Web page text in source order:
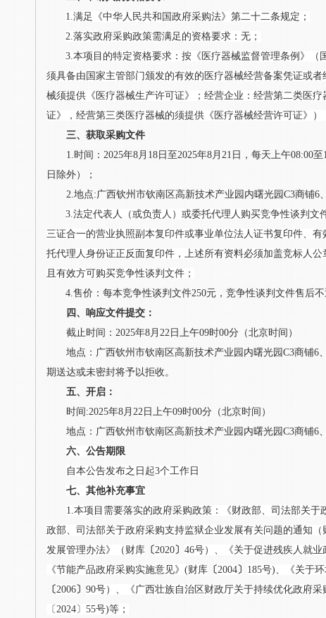
1.满足《中华人民共和国政府采购法》第二十二条规定；
2.落实政府采购政策需满足的资格要求：无；
3.本项目的特定资格要求：按《医疗器械监督管理条例》（
须具备由国家主管部门颁发的有效的医疗器械经营备案凭证或
械须提供《医疗器械生产许可证》；经营企业：经营第二类医
证》，经营第三类医疗器械的须提供《医疗器械经营许可证》）
三、获取采购文件
1.时间：2025年8月 18日至2025年8月 21 日，每天上午08:00至
日除外）
；
2.地点:广西钦州市钦南区高新技术产业园内曙光园C3商铺6
3.法定代表人（或负责人）或委托代理人购买竞争性谈判文
三证合一的营业执照副本复印件或事业单位法人证书复印件、
托代理人身份证正反面复印件， 上述所有资料必须加盖竞标人
且有效方可购买竞争性谈判文件；
4.售价：每本竞争性谈判文件250元，竞争性谈判文件售后不
四、响应文件提交：
截止时间： 2025年8月 22日上午09时00分（北京时间）
地点：广西钦州市钦南区高新技术产业园内曙光园 C3商铺6
期送达或未密封将予以拒收。
五、开启：
时间 :2025年8月 22日上午09时00分（北京时间）
地点：广西钦州市钦南区高新技术产业园内曙光园 C3商铺6
六、公告期限
自本公告发布之日起3个工作日
七、其他补充事宜
1.本项目需要落实的政府采购政策：
《财政部、司法部关于
政部、司法部关于政府采购支持监狱企业发展有关问题的通知（
发展管理办法》（财库〔2020〕 46号）、《关于促进残疾人就
《节能产品政府采购实施意见》(财库〔2004〕 185号)、《关于
〔2006〕 90号）、《广西壮族自治区财政厅关于持续优化政府
〔2024〕55号)等；